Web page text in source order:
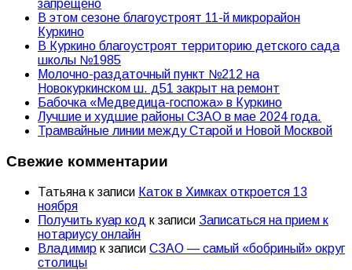
запрещено
В этом сезоне благоустроят 11-й микрорайон
Куркино
В Куркино благоустроят территорию детского сада
школы №1985
Молочно-раздаточный пункт №212 на
Новокуркинском ш. д51 закрыт на ремонт
Бабочка «Медведица-госпожа» в Куркино
Лучшие и худшие районы СЗАО в мае 2024 года.
Трамвайные линии между Старой и Новой Москвой
Свежие комментарии
Татьяна к записи Каток в Химках откроется 13
ноября
Получить куар код к записи Записаться на прием к
нотариусу онлайн
Владимир к записи СЗАО — самый «бобриный» округ
столицы